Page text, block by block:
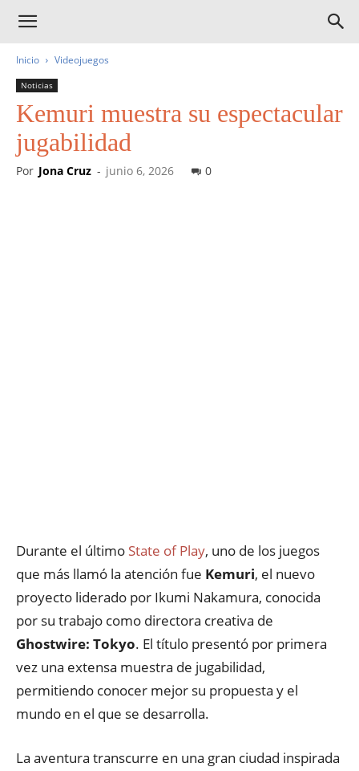
Inicio Videojuegos
Noticias
Kemuri muestra su espectacular
jugabilidad
Por Jona Cruz - junio 6, 2026 0
Durante el último State of Play, uno de los juegos
que más llamó la atención fue Kemuri, el nuevo
proyecto liderado por Ikumi Nakamura, conocida
por su trabajo como directora creativa de
Ghostwire: Tokyo. El título presentó por primera
vez una extensa muestra de jugabilidad,
permitiendo conocer mejor su propuesta y el
mundo en el que se desarrolla.
La aventura transcurre en una gran ciudad inspirada